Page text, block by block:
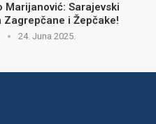
Marijanović: Sarajevski
Zagrepčane i Žepčake!
24. Juna 2025.